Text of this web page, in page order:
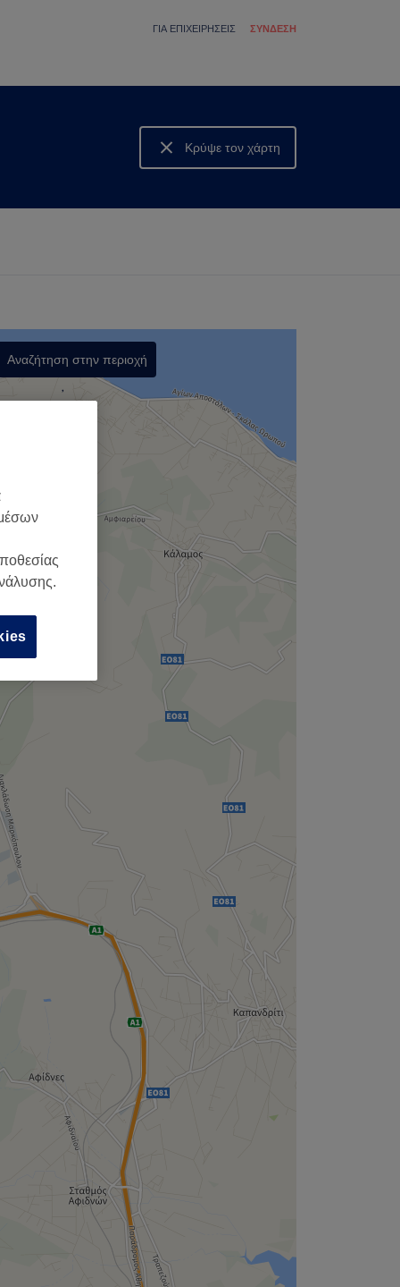
ΓΙΑ ΕΠΙΧΕΙΡΉΣΕΙΣ ΣΎΝΔΕΣΗ
Κρύψε τον χάρτη
Δες τον χάρτη
Αναζήτηση στην περιοχή
,
μέσων